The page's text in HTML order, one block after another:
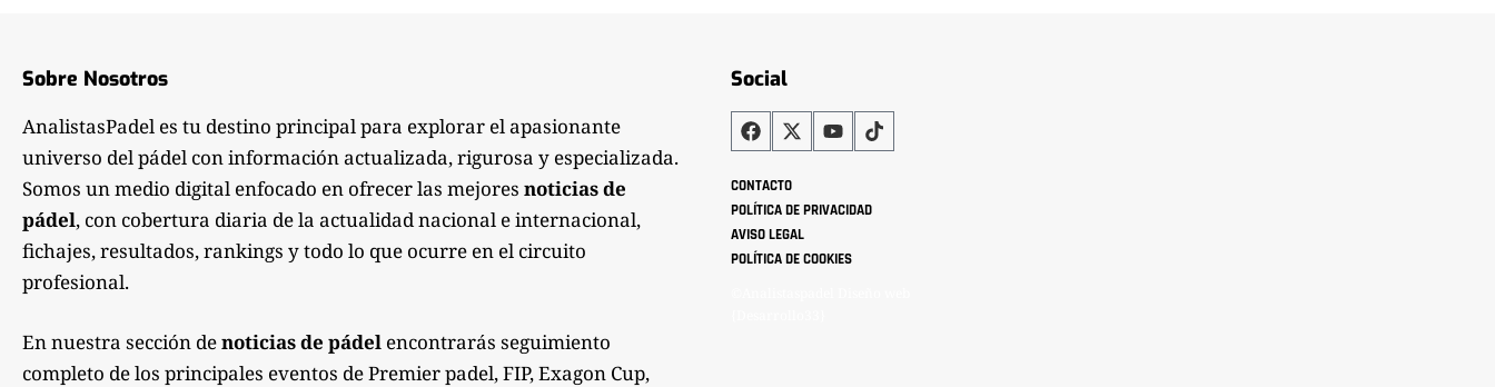
Sobre Nosotros
AnalistasPadel es tu destino principal para explorar el apasionante
universo del pádel con información actualizada, rigurosa y especializada.
Somos un medio digital enfocado en ofrecer las mejores noticias de
pádel, con cobertura diaria de la actualidad nacional e internacional,
fichajes, resultados, rankings y todo lo que ocurre en el circuito
profesional.
En nuestra sección denoticias de pádel encontrarás seguimiento
completo de los principales eventos de Premier padel, FIP, Exagon Cup,
Social
CONTACTO
POLÍTICA DE PRIVACIDAD
AVISO LEGAL
POLÍTICA DE COOKIES